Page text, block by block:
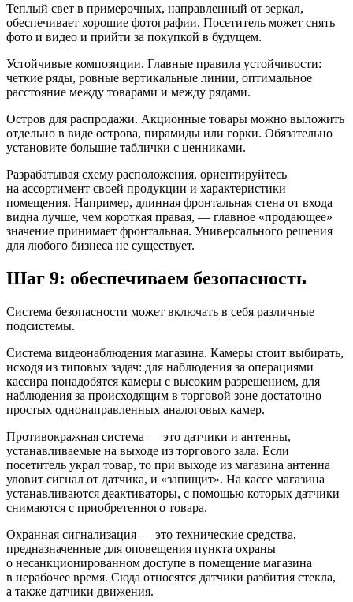
Теплый свет в примерочных, направленный от зеркал,
обеспечивает хорошие фотографии. Посетитель может снять
фото и видео и прийти за покупкой в будущем.
Устойчивые композиции. Главные правила устойчивости:
четкие ряды, ровные вертикальные линии, оптимальное
расстояние между товарами и между рядами.
Остров для распродажи. Акционные товары можно выложить
отдельно в виде острова, пирамиды или горки. Обязательно
установите большие таблички с ценниками.
Разрабатывая схему расположения, ориентируйтесь
на ассортимент своей продукции и характеристики
помещения. Например, длинная фронтальная стена от входа
видна лучше, чем короткая правая, — главное «продающее»
значение принимает фронтальная. Универсального решения
для любого бизнеса не существует.
Шаг 9: обеспечиваем безопасность
Система безопасности может включать в себя различные
подсистемы.
Система видеонаблюдения магазина. Камеры стоит выбирать,
исходя из типовых задач: для наблюдения за операциями
кассира понадобятся камеры с высоким разрешением, для
наблюдения за происходящим в торговой зоне достаточно
простых однонаправленных аналоговых камер.
Противокражная система — это датчики и антенны,
устанавливаемые на выходе из торгового зала. Если
посетитель украл товар, то при выходе из магазина антенна
уловит сигнал от датчика, и «запищит». На кассе магазина
устанавливаются деактиваторы, с помощью которых датчики
снимаются с приобретенного товара.
Охранная сигнализация — это технические средства,
предназначенные для оповещения пункта охраны
о несанкционированном доступе в помещение магазина
в нерабочее время. Сюда относятся датчики разбития стекла,
а также датчики движения.